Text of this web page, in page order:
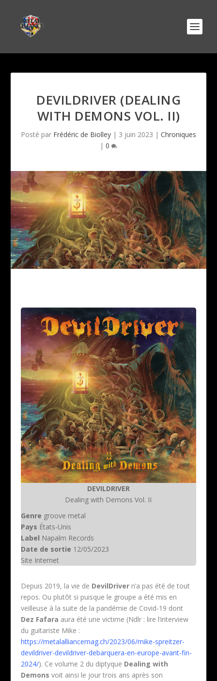
DEVILDRIVER (DEALING
WITH DEMONS VOL. II)
Posté par Frédéric de Biolley | 3 juin 2023 | Chroniques
| 0
DEVILDRIVER
Dealing with Demons Vol. II
Genre groove metal
Pays États-Unis
Label Napalm Records
Date de sortie 12/05/2023
Site Internet
Depuis 2019, la vie de DevilDrivern’a pas été de tout
repos. Ou plutôt si puisque le groupe a été mis en
veilleuse à la suite de la pandémie de Covid-19 dont
Dez Fafara aura été une victime (Ndlr : lire l’interview
du guitariste Mike :
https://metalalliancemag.ch/2023/06/mike-spreitzer-
devildriver-devildriver-debarquera-en-europe-avant-fin-
2024/). Ce volume 2 du diptyque Dealing with
Demons voit ainsi le jour trois ans après son